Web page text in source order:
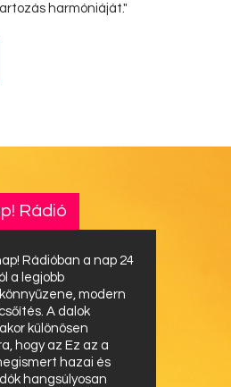
harmóniáját."
Rádió
Rádióban a nap 24
a legjobb
modern
A dalok
különösen
hogy az Ez az a
hazai és
hangsúlyosan